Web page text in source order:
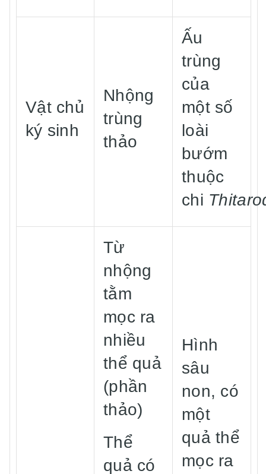
Vật chủ
ký sinh
Nhộng
trùng
thảo
Ấu
trùng
của
một số
loài
bướm
thuộc
chi
Từ
nhộng
tằm
mọc ra
nhiều
thể quả
(phần
thảo)
Thể
quả có
Hình
sâu
non, có
một
quả thể
mọc ra